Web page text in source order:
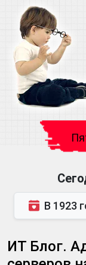
В 1923 году в
ИТ Блог.